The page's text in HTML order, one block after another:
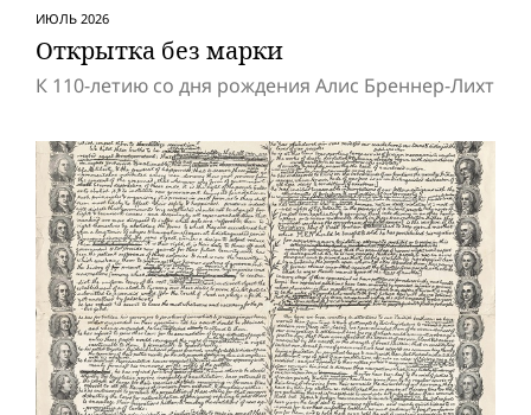
ИЮЛЬ 2026
Открытка без марки
К 110-летию со дня рождения Алис Бреннер-Лихт